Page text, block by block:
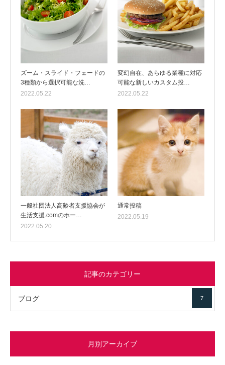
ズーム・スライド・フェードの
3種類から選択可能な洗…
2022.05.22
変幻自在、あらゆる業種に対応
可能な新しいカスタム投…
2022.05.22
一般社団法人高齢者支援協会が
生活支援.comのホー…
2022.05.20
通常投稿
2022.05.19
記事のカテゴリー
ブログ 7
月別アーカイブ